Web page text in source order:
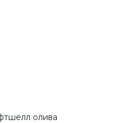
олива